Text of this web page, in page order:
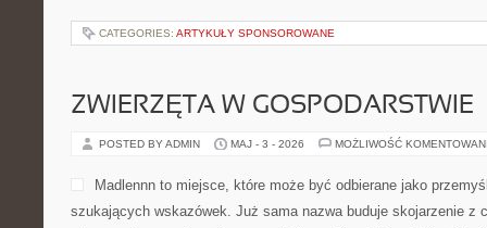
CATEGORIES: ARTYKUŁY SPONSOROWANE
ZWIERZĘTA W GOSPODARSTWIE
POSTED BY ADMIN MAJ - 3 - 2026 MOŻLIWOŚĆ
Madlennn to miejsce, które może być odbierane jako
szukających wskazówek. Już sama nazwa buduje skojarzenie z